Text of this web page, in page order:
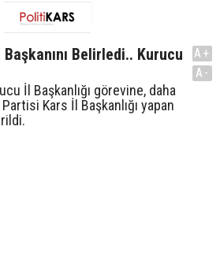
Belirledi.. Kurucu
İl Başkanlığı görevine, daha
Kars İl Başkanlığı yapan
A+
A-